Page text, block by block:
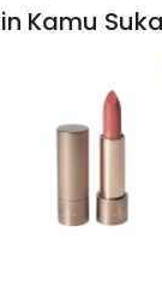
Kamu Suka